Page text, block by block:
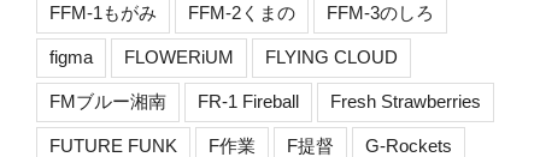
FFM-1もがみ FFM-2くまの FFM-3のしろ
figma FLOWERiUM FLYING CLOUD
FMブルー湘南 FR-1 Fireball Fresh Strawberries
FUTURE FUNK F作業 F提督 G-Rockets